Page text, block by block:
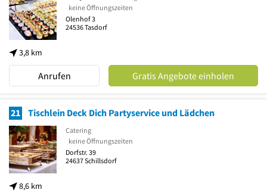
3,8 km
keine Öffnungszeiten
Olenhof 3
24536Tasdorf
Anrufen Gratis Angebote einholen
21 Tischlein Deck Dich Partyservice und Lädchen
8,6 km
Catering
keine Öffnungszeiten
Dorfstr. 39
24637Schillsdorf